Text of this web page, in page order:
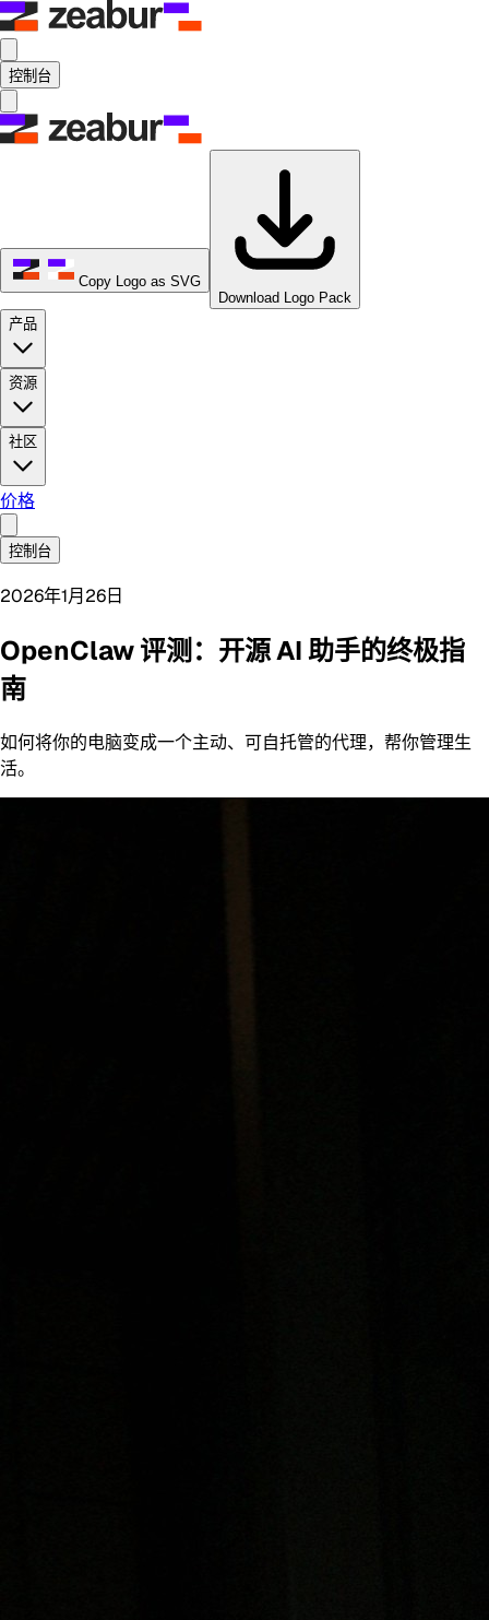
控制台
Copy Logo as SVG
Download Logo Pack
产品
资源
社区
价格
控制台
2026年1月26日
OpenClaw 评测：开源 AI 助手的终极指
南
如何将你的电脑变成一个主动、可自托管的代理，帮你管理生
活。